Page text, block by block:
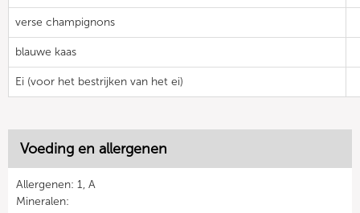
verse champignons
blauwe kaas
Ei (voor het bestrijken van het ei)
Voeding en allergenen
Allergenen: 1, A
Mineralen: